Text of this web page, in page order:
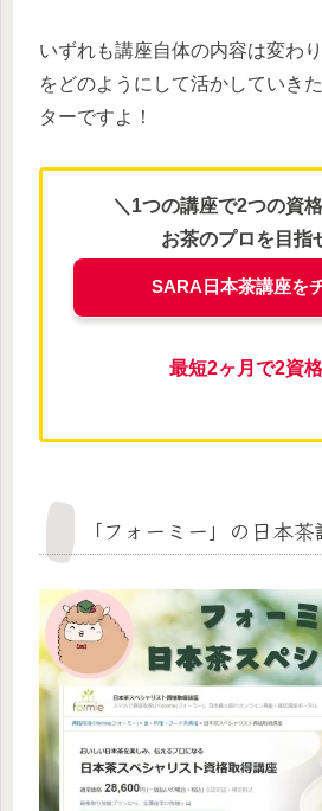
いずれも講座自体の内容は変わ
をどのようにして活かしていき
ターですよ！
＼1つの講座で2つの資
お茶のプロを目指
SARA日本茶講座を
最短2ヶ月で2資
「フォーミー」の日本茶